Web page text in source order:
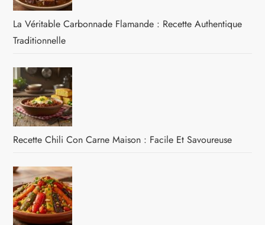
La Véritable Carbonnade Flamande : Recette Authentique
Traditionnelle
Recette Chili Con Carne Maison : Facile Et Savoureuse